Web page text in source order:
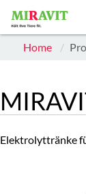
Home
Elektrolyttränke